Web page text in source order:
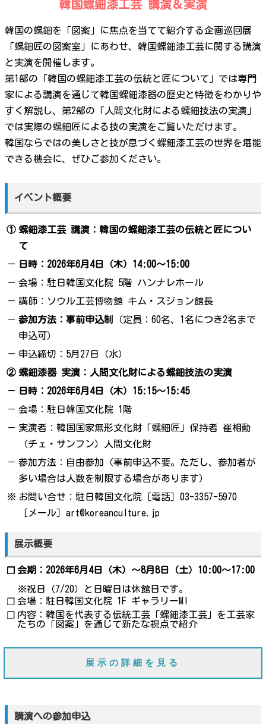
韓国螺鈿漆工芸 講演＆実演
韓国の螺鈿を「図案」に焦点を当てて紹介する企画巡回展
「螺鈿匠の図案室」にあわせ、韓国螺鈿漆工芸に関する講演
と実演を開催します。
第1部の「韓国の螺鈿漆工芸の伝統と匠について」では専門
家による講演を通じて韓国螺鈿漆器の歴史と特徴をわかりや
すく解説し、第2部の「人間文化財による螺鈿技法の実演」
では実際の螺鈿匠による技の実演をご覧いただけます。
韓国ならではの美しさと技が息づく螺鈿漆工芸の世界を堪能
できる機会に、ぜひご参加ください。
イベント概要
① 螺鈿漆工芸 講演：韓国の螺鈿漆工芸の伝統と匠につい
て
－
日時：2026年6月4日（木）14:00～15:00
－ 会場：駐日韓国文化院 5階 ハンナレホール
－ 講師：ソウル工芸博物館 キム・スジョン館長
－ 参加方法：事前申込制
（定員：60名、1名につき2名まで
申込可）
－ 申込締切：5月27日（水）
② 螺鈿漆器 実演：人間文化財による螺鈿技法の実演
－
日時：2026年6月4日（木）15:15～15:45
－ 会場：駐日韓国文化院 1階
－ 実演者：韓国国家無形文化財「螺鈿匠」保持者 崔相勳
（チェ・サンフン）人間文化財
－ 参加方法：自由参加（事前申込不要。ただし、参加者が
多い場合は人数を制限する場合があります）
※ お問い合せ：駐日韓国文化院［電話］03-3357-5970
［メール］art@koreanculture.jp
展示概要
❐ 会期：2026年6月4日（木）～8月8日（土）10:00～17:00
※祝日（7/20）と日曜日は休館日です。
❐ 会場：駐日韓国文化院 1F ギャラリーMI
❐ 内容：韓国を代表する伝統工芸「螺鈿漆工芸」を工芸家
たちの「図案」を通じて新たな視点で紹介
展示の詳細を見る
講演への参加申込